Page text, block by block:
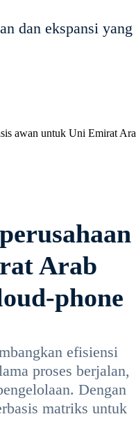
dan ekspansi yang
Arab
phone
efisiensi
proses berjalan,
Dengan
matriks untuk